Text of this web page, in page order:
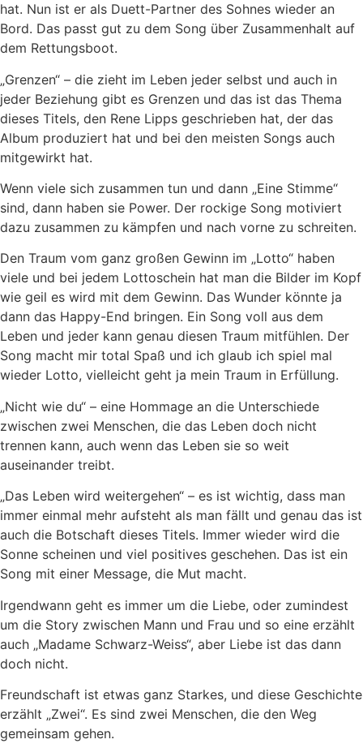
hat. Nun ist er als Duett-Partner des Sohnes wieder an
Bord. Das passt gut zu dem Song über Zusammenhalt auf
dem Rettungsboot.
„Grenzen“ – die zieht im Leben jeder selbst und auch in
jeder Beziehung gibt es Grenzen und das ist das Thema
dieses Titels, den Rene Lipps geschrieben hat, der das
Album produziert hat und bei den meisten Songs auch
mitgewirkt hat.
Wenn viele sich zusammen tun und dann „Eine Stimme“
sind, dann haben sie Power. Der rockige Song motiviert
dazu zusammen zu kämpfen und nach vorne zu schreiten.
Den Traum vom ganz großen Gewinn im „Lotto“ haben
viele und bei jedem Lottoschein hat man die Bilder im Kopf
wie geil es wird mit dem Gewinn. Das Wunder könnte ja
dann das Happy-End bringen. Ein Song voll aus dem
Leben und jeder kann genau diesen Traum mitfühlen. Der
Song macht mir total Spaß und ich glaub ich spiel mal
wieder Lotto, vielleicht geht ja mein Traum in Erfüllung.
„Nicht wie du“ – eine Hommage an die Unterschiede
zwischen zwei Menschen, die das Leben doch nicht
trennen kann, auch wenn das Leben sie so weit
auseinander treibt.
„Das Leben wird weitergehen“ – es ist wichtig, dass man
immer einmal mehr aufsteht als man fällt und genau das ist
auch die Botschaft dieses Titels. Immer wieder wird die
Sonne scheinen und viel positives geschehen. Das ist ein
Song mit einer Message, die Mut macht.
Irgendwann geht es immer um die Liebe, oder zumindest
um die Story zwischen Mann und Frau und so eine erzählt
auch „Madame Schwarz-Weiss“, aber Liebe ist das dann
doch nicht.
Freundschaft ist etwas ganz Starkes, und diese Geschichte
erzählt „Zwei“. Es sind zwei Menschen, die den Weg
gemeinsam gehen.